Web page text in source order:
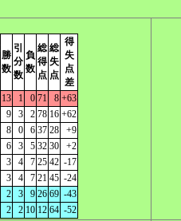
勝
数
引
分
数
負
数
総
得
点
総
失
点
得
失
点
差
13 1 0 71 8 +63
9 3 2 78 16 +62
8 0 6 37 28
+9
6 3 5 32 30
+2
3 4 7 25 42 -17
3 4 7 21 45 -24
2 3 9 26 69 -43
2 2 10 12 64 -52